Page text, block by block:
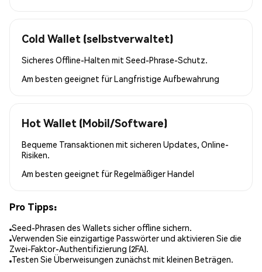
Cold Wallet (selbstverwaltet)
Sicheres Offline-Halten mit Seed-Phrase-Schutz.
Am besten geeignet fürLangfristige Aufbewahrung
Hot Wallet (Mobil/Software)
Bequeme Transaktionen mit sicheren Updates, Online-
Risiken.
Am besten geeignet fürRegelmäßiger Handel
Pro Tipps:
Seed-Phrasen des Wallets sicher offline sichern.
Verwenden Sie einzigartige Passwörter und aktivieren Sie die
Zwei-Faktor-Authentifizierung (2FA).
Testen Sie Überweisungen zunächst mit kleinen Beträgen.